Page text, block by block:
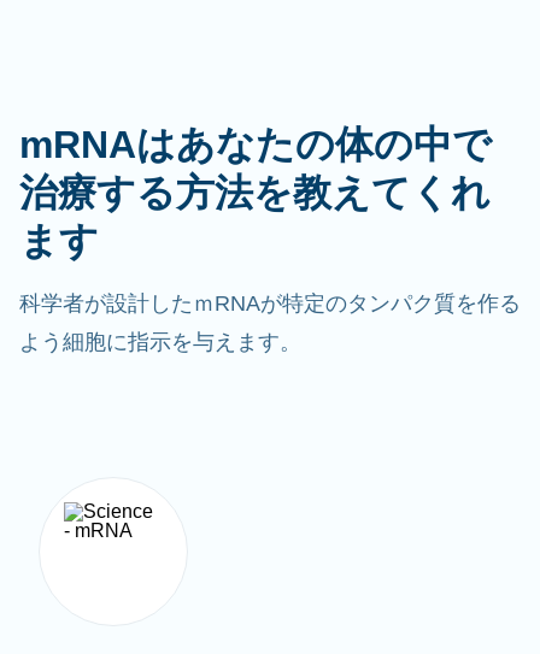
mRNAはあなたの体の中で
治療する方法を教えてくれ
ます
科学者が設計したｍRNAが特定のタンパク質を作る
よう細胞に指示を与えます。